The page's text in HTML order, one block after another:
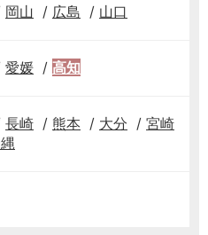
岡山 広島 山口
愛媛 高知
長崎 熊本 大分
宮崎